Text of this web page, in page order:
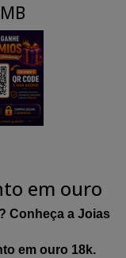
em ouro
Conheça a Joias
em ouro 18k.